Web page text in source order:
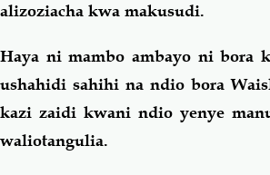
alizoziacha kwa makusudi.
Haya ni mambo ambayo ni bora
ushahidi sahihi na ndio bora
kazi zaidi kwani ndio yenye
waliotangulia.